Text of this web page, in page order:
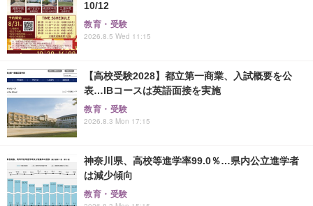
10/12
教育・受験
2026.8.5 Wed 11:15
【高校受験2028】都立第一商業、入試概要を公
表…IBコースは英語面接を実施
教育・受験
2026.8.3 Mon 17:15
神奈川県、高校等進学率99.0％…県内公立進学者
は減少傾向
教育・受験